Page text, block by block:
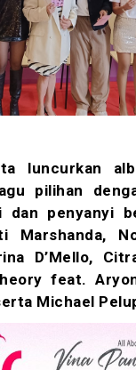
luncurkan
pilihan
dan penyanyi
Marshanda,
D’Mello,
feat.
Michael